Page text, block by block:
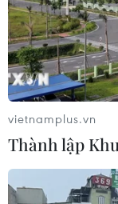
vietnamplus.vn
Thành lập